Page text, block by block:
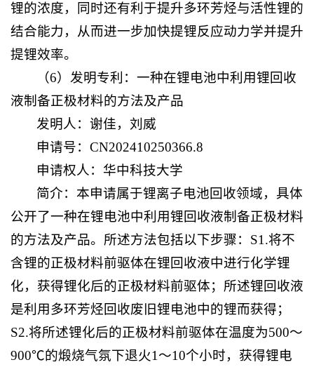
锂的浓度，同时还有利于提升多环芳烃与活性锂的
结合能力，从而进一步加快提锂反应动力学并提升
提锂效率。
（6）发明专利：一种在锂电池中利用锂回收
液制备正极材料的方法及产品
发明人：谢佳，刘威
申请号：CN202410250366.8
申请权人：华中科技大学
简介：本申请属于锂离子电池回收领域，具体
公开了一种在锂电池中利用锂回收液制备正极材料
的方法及产品。所述方法包括以下步骤：S1.将不
含锂的正极材料前驱体在锂回收液中进行化学锂
化，获得锂化后的正极材料前驱体；所述锂回收液
是利用多环芳烃回收废旧锂电池中的锂而获得；
S2.将所述锂化后的正极材料前驱体在温度为500～
900℃的煅烧气氛下退火1～10个小时，获得锂电